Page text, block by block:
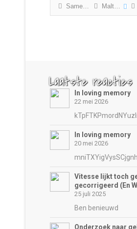
Samenvatting Malte Paffen
Laatste reacties
In loving memory
22 mei 2026
In loving memory
20 mei 2026
Vitesse lijkt toch
gecorrigeerd (En
25 juli 2025
Ben benieuwd
Onderzoek naar